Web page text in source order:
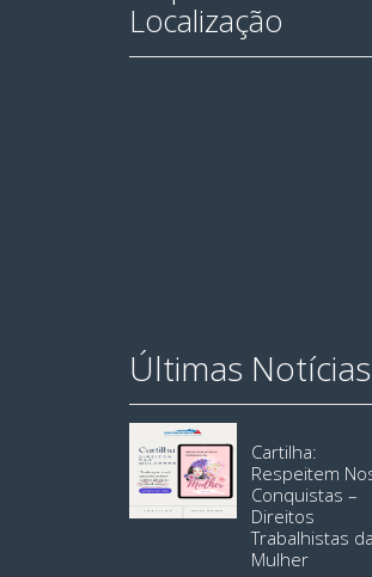
Localização
Últimas Notícias
Cartilha:
Respeitem
Conquistas –
Direitos
Trabalhistas da
Mulher